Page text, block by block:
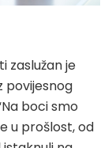
zaslužan je
povijesnog
boci smo
u prošlost, od